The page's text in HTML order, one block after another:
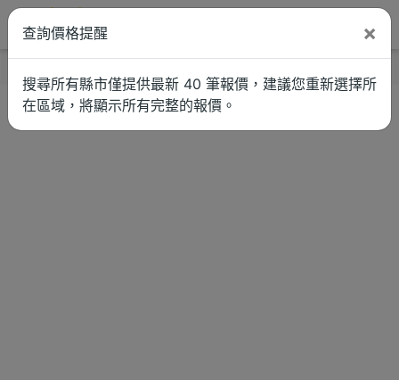
查詢價格提醒 ×
搜尋所有縣市僅提供最新 40 筆報價，建議您重新選擇所
在區域，將顯示所有完整的報價。